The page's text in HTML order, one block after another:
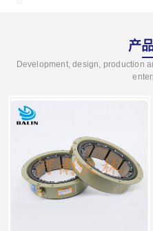
产
Development, design, production